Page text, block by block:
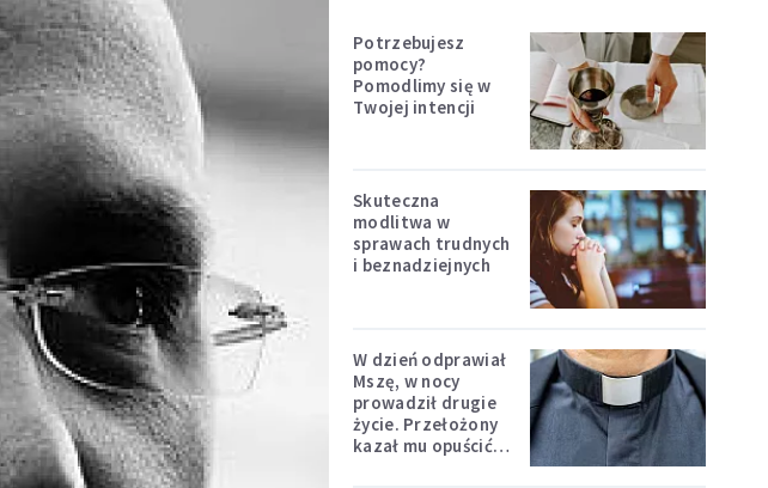
Potrzebujesz
pomocy?
Pomodlimy się w
Twojej intencji
Skuteczna
modlitwa w
sprawach trudnych
i beznadziejnych
W dzień odprawiał
Mszę, w nocy
prowadził drugie
życie. Przełożony
kazał mu opuścić